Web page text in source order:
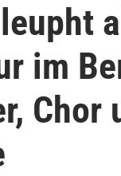
im
Chor